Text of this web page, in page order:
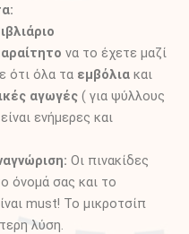
να το έχετε μαζί
ότι όλα τα εμβόλιακαι
αγωγές( για ψύλλους
ενήμερες και
Οι πινακίδες
όνομά σας και το
must! Το μικροτσίπ
λύση.